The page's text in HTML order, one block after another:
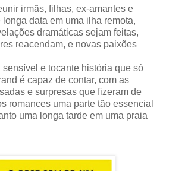
irmãs, filhas, ex-amantes e
data em uma ilha remota,
dramáticas sejam feitas,
reacendam, e novas paixões
sensível e tocante história que só
é capaz de contar, com as
e surpresas que fizeram de
romances uma parte tão essencial
uma longa tarde em uma praia